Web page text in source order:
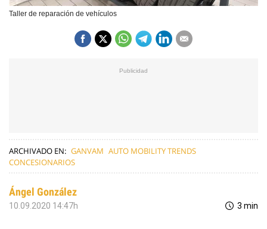
Taller de reparación de vehículos
ARCHIVADO EN: GANVAM AUTO MOBILITY TRENDS
CONCESIONARIOS
Ángel González
10.09.2020 14:47h 3 min